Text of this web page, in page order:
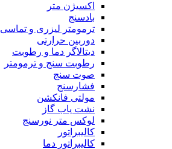
اکسیژن متر
بادسنج
ترمومتر لیزری و تماسی
دوربین حرارتی
دیتالاگر دما و رطوبت
رطوبت سنج و ترمومتر
صوت سنج
فشارسنج
مولتی فانکشن
نشت یاب گاز
لوکس متر نورسنج
کالیبراتور
کالیبراتور دما